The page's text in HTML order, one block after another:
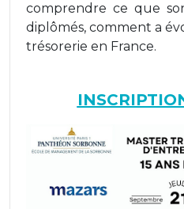
comprendre ce que
diplômés, comment a
trésorerie en France.